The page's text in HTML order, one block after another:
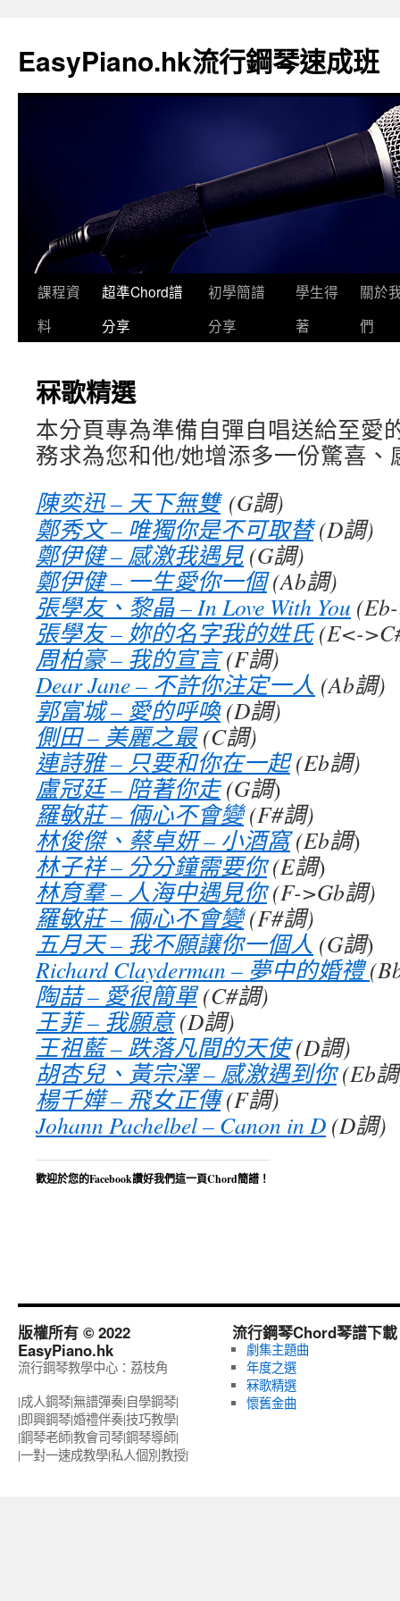
EasyPiano.hk流行鋼琴速成班
課程資
料
超準Chord譜
分享
初學簡譜
分享
學生得
著
關於
們
冧歌精選
本分頁專為準備自彈自唱送給至愛
務求為您和他/她增添多一份驚喜
陳奕迅 – 天下無雙 (G調)
鄭秀文 – 唯獨你是不可取替(D調)
鄭伊健 – 感激我遇見 (G調)
鄭伊健 – 一生愛你一個(Ab調)
張學友、黎晶 – In Love With You
張學友 – 妳的名字我的姓氏(E<-
周柏豪 – 我的宣言(F調)
Dear Jane – 不許你注定一人 (Ab調)
郭富城 – 愛的呼喚(D調)
側田 – 美麗之最(C調)
連詩雅 – 只要和你在一起(Eb調)
盧冠廷 – 陪著你走(G調)
羅敏莊 – 倆心不會變(F#調)
林俊傑、蔡卓妍 – 小酒窩(Eb調)
林子祥 – 分分鐘需要你(E調)
林育羣 – 人海中遇見你(F->Gb調)
羅敏莊 – 倆心不會變(F#調)
五月天 – 我不願讓你一個人 (G調)
Richard Clayderman – 夢中的婚禮 (B
陶喆 – 愛很簡單(C#調)
王菲 – 我願意(D調)
王祖藍 – 跌落凡間的天使(D調)
胡杏兒、黃宗澤 – 感激遇到你(Eb調
楊千嬅 – 飛女正傳(F調)
Johann Pachelbel – Canon in D (D調)
歡迎於您的Facebook讚好我們這一頁Chord簡譜！
版權所有 © 2022
EasyPiano.hk
流行鋼琴教學中心：荔枝角
|成人鋼琴|無譜彈奏|自學鋼琴|
|即興鋼琴|婚禮伴奏|技巧教學|
|鋼琴老師|教會司琴|鋼琴導師|
|一對一速成教學|私人個別教授‎|
流行鋼琴Chord琴譜下載
劇集主題曲
年度之選
冧歌精選
懷舊金曲